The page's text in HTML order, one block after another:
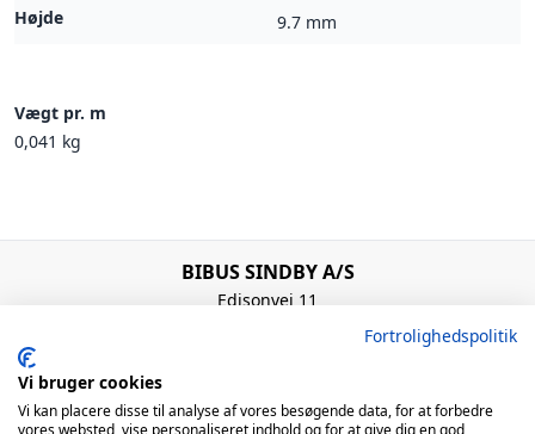
Højde
9.7 mm
Vægt pr. m
0,041 kg
BIBUS SINDBY A/S
Edisonvej 11
Fortrolighedspolitik
Vi bruger cookies
Vi kan placere disse til analyse af vores besøgende data, for at forbedre
vores websted, vise personaliseret indhold og for at give dig en god